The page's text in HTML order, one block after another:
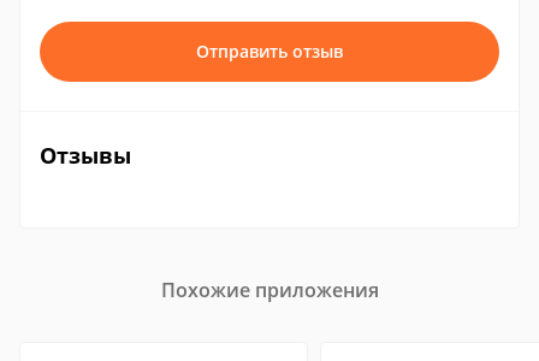
Отправить отзыв
Отзывы
Похожие приложения